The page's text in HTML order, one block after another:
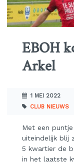
EBOH
Arkel
1 MEI 2022
CLUB NIEUWS
Met een
uiteindelijk blij
5 kwartier de
in het laatste